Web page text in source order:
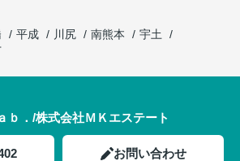
平成 川尻 南熊本
宇土
ｂ．/株式会社ＭＫエステート
お問い合わせ